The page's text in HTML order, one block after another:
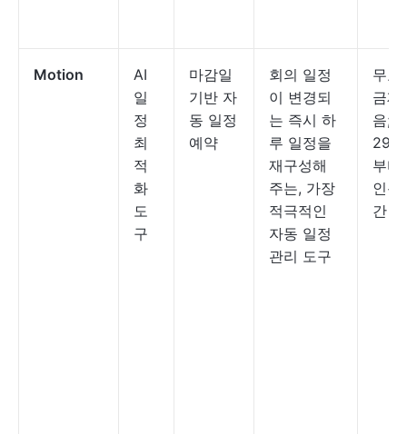
Motion
AI
일
정
최
적
화
도
구
마감일
기반 자
동 일정
예약
회의 일정
이 변경되
는 즉시 하
루 일정을
재구성해
주는, 가장
적극적인
자동 일정
관리 도구
무료
금제
음;
29
부터
인용
간